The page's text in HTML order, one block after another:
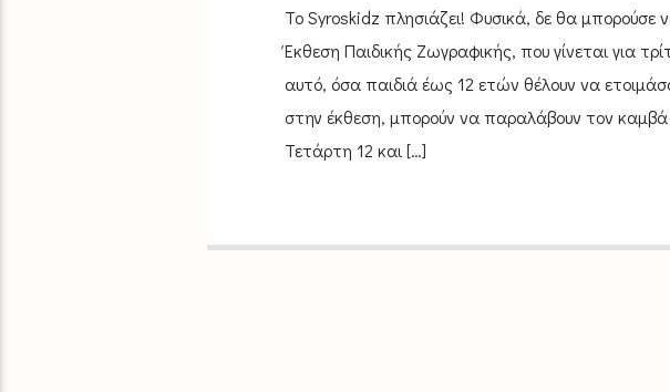
To Syroskidz πλησιάζει! Φυσικά, δε θα μπορούσε
Έκθεση Παιδικής Ζωγραφικής, που γίνεται για
αυτό, όσα παιδιά έως 12 ετών θέλουν να
στην έκθεση, μπορούν να παραλάβουν τον
Τετάρτη 12 και […]